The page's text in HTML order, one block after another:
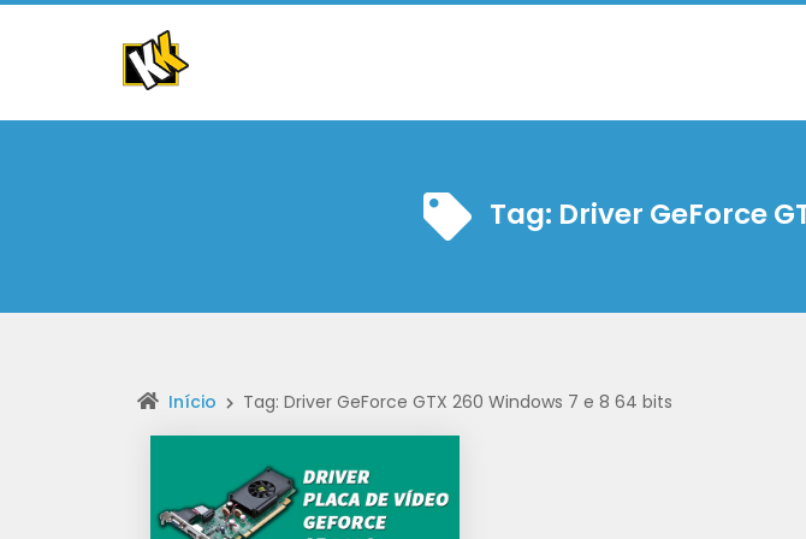
Tag: Driver GeForce
Início Tag: Driver GeForce GTX 260 Windows 7 e 8 64 bits